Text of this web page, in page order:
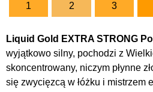
1 2 3
Liquid Gold EXTRA STRONG
wyjątkowo silny, pochodzi z
skoncentrowany, niczym płynne
się zwycięzcą w łóżku i mistrzem